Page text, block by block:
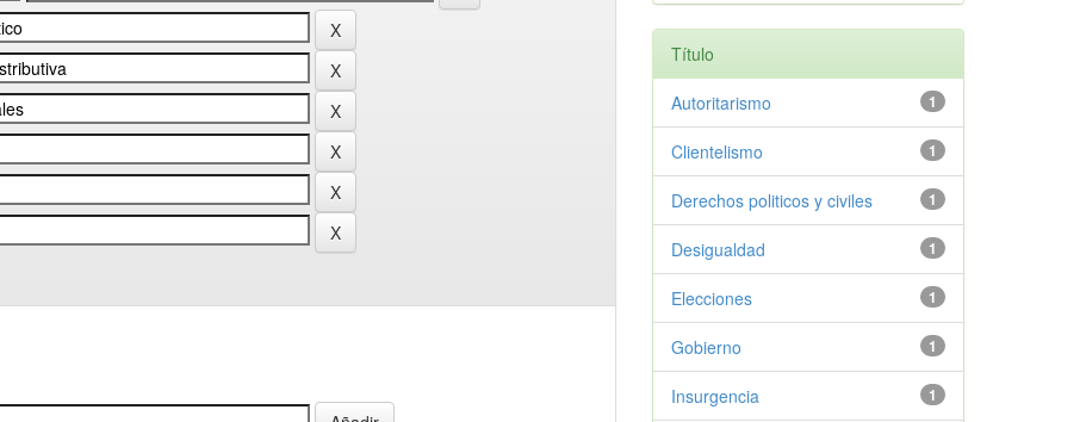
Título
1
Autoritarismo
1
Clientelismo
1
Derechos politicos y civiles
1
Desigualdad
1
Elecciones
1
Gobierno
1
Insurgencia